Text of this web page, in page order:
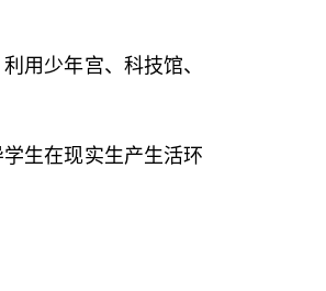
用少年宫、科技馆、
生在现实生产生活环